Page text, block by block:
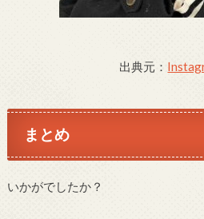
出典元：
まとめ
いかがでしたか？